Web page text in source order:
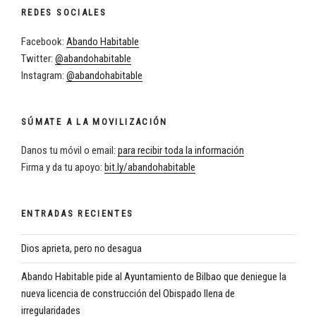
REDES SOCIALES
Facebook: Abando Habitable
Twitter: @abandohabitable
Instagram: @abandohabitable
SÚMATE A LA MOVILIZACIÓN
Danos tu móvil o email: para recibir toda la información
Firma y da tu apoyo: bit.ly/abandohabitable
ENTRADAS RECIENTES
Dios aprieta, pero no desagua
Abando Habitable pide al Ayuntamiento de Bilbao que deniegue la
nueva licencia de construcción del Obispado llena de
irregularidades